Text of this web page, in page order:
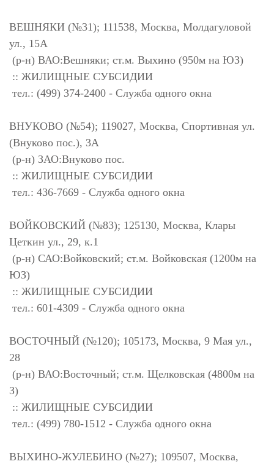
ВЕШНЯКИ (№31); 111538, Москва, Молдагуловой
ул., 15А
(р-н) ВАО:Вешняки; ст.м. Выхино (950м на ЮЗ)
:: ЖИЛИЩНЫЕ СУБСИДИИ
тел.: (499) 374-2400 - Служба одного окна
ВНУКОВО (№54); 119027, Москва, Спортивная ул.
(Внуково пос.), 3А
(р-н) ЗАО:Внуково пос.
:: ЖИЛИЩНЫЕ СУБСИДИИ
тел.: 436-7669 - Служба одного окна
ВОЙКОВСКИЙ (№83); 125130, Москва, Клары
Цеткин ул., 29, к.1
(р-н) САО:Войковский; ст.м. Войковская (1200м на
ЮЗ)
:: ЖИЛИЩНЫЕ СУБСИДИИ
тел.: 601-4309 - Служба одного окна
ВОСТОЧНЫЙ (№120); 105173, Москва, 9 Мая ул.,
28
(р-н) ВАО:Восточный; ст.м. Щелковская (4800м на
З)
:: ЖИЛИЩНЫЕ СУБСИДИИ
тел.: (499) 780-1512 - Служба одного окна
ВЫХИНО-ЖУЛЕБИНО (№27); 109507, Москва,